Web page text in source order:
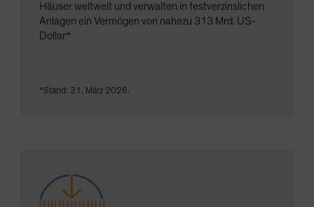
United States (US Citizens)
US (Non-US Citizens/NRC)
Häuser weltweit und verwalten in festverzinslichen
Anlagen ein Vermögen von nahezu 313 Mrd. US-
Dollar*
*Stand: 31. März 2026.